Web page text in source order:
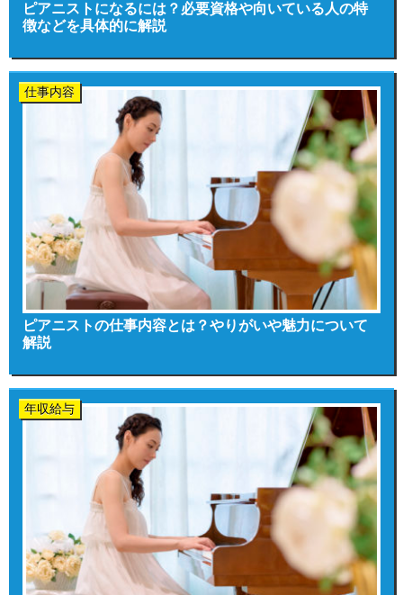
ピアニストになるには？必要資格や向いている人の特
徴などを具体的に解説
仕事内容
ピアニストの仕事内容とは？やりがいや魅力について
解説
年収給与